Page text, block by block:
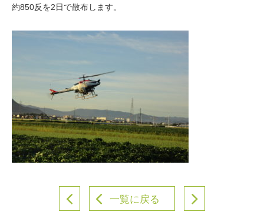
約850反を2日で散布します。
一覧に戻る